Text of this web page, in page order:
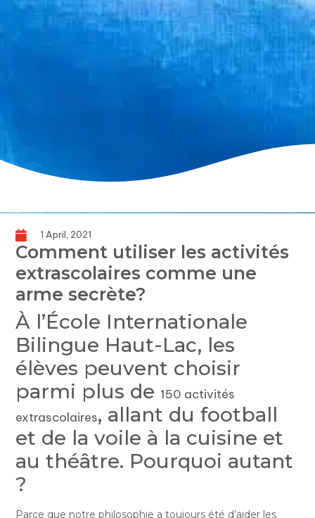
1 April, 2021
Comment utiliser les activités
extrascolaires comme une
arme secrète?
À l’École Internationale
Bilingue Haut-Lac, les
élèves peuvent choisir
parmi plus de150 activités
extrascolaires, allant du football
et de la voile à la cuisine et
au théâtre. Pourquoi autant
?
Parce que notre philosophie a toujours été d’aider les